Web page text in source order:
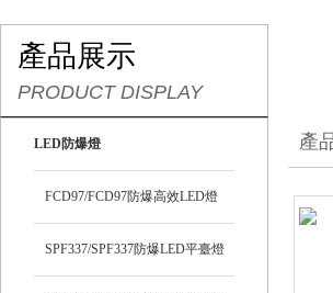
產品展示
PRODUCT DISPLAY
LED防爆燈
FCD97/FCD97防爆高效LED燈
SPF337/SPF337防爆LED平臺燈
產